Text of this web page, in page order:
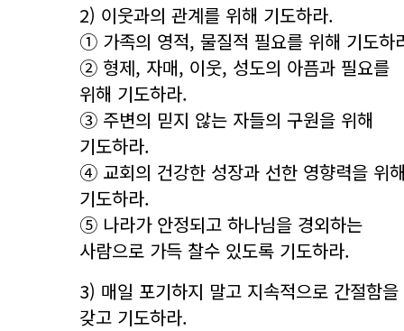
2) 이웃과의 관계를 위해 기도하라.
① 가족의 영적, 물질적 필요를 위해 기도하
② 형제, 자매, 이웃, 성도의 아픔과 필요를
위해 기도하라.
③ 주변의 믿지 않는 자들의 구원을 위해
기도하라.
④ 교회의 건강한 성장과 선한 영향력을 위
기도하라.
⑤ 나라가 안정되고 하나님을 경외하는
사람으로 가득 찰수 있도록 기도하라.
3) 매일 포기하지 말고 지속적으로 간절함을
갖고 기도하라.